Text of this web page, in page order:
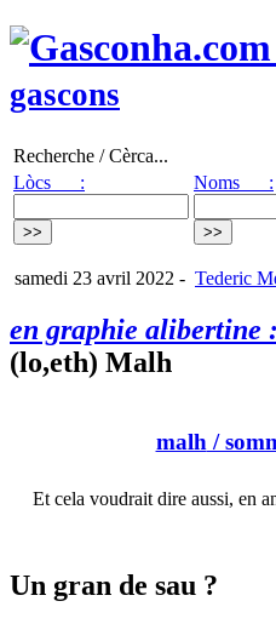
gascons
Recherche / Cèrca...
Lòcs :
Noms :
samedi 23 avril 2022 - Tederic
en graphie alibertine :
(lo,eth) Malh
malh/
Et cela voudrait dire aussi, en
Un gran de sau ?